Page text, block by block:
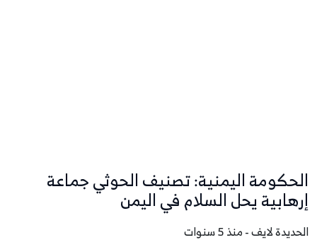
الحكومة اليمنية: تصنيف الحوثي جماعة
إرهابية يحل السلام في اليمن
الحديدة لايف - منذ 5 سنوات